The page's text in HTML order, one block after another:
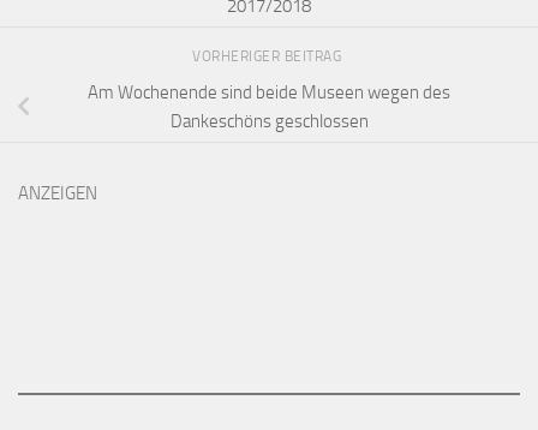
2017/2018
VORHERIGER BEITRAG
Am Wochenende sind beide Museen wegen des
Dankeschöns geschlossen
ANZEIGEN